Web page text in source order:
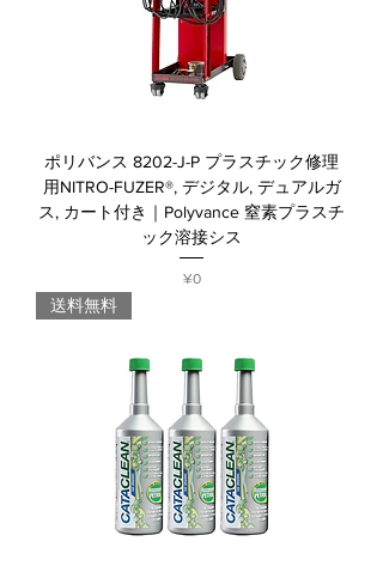
ポリバンス 8202-J-P プラスチック修理
用NITRO-FUZER®, デジタル, デュアルガ
ス, カート付き｜Polyvance 窒素プラスチ
ック溶接シス
Price
¥0
送料無料